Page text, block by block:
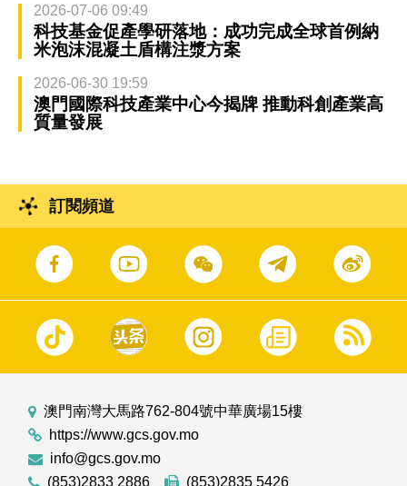
2026-07-06 09:49
科技基金促產學研落地：成功完成全球首例納
米泡沫混凝土盾構注漿方案
2026-06-30 19:59
澳門國際科技產業中心今揭牌 推動科創產業高
質量發展
訂閱頻道
澳門南灣大馬路762-804號中華廣場15樓
https://www.gcs.gov.mo
info@gcs.gov.mo
(853)2833 2886
(853)2835 5426